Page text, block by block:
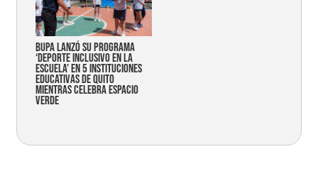
Bupa lanzó su programa
‘Deporte Inclusivo en la
Escuela’ en 5 instituciones
educativas de Quito
mientras celebra espacio
verde